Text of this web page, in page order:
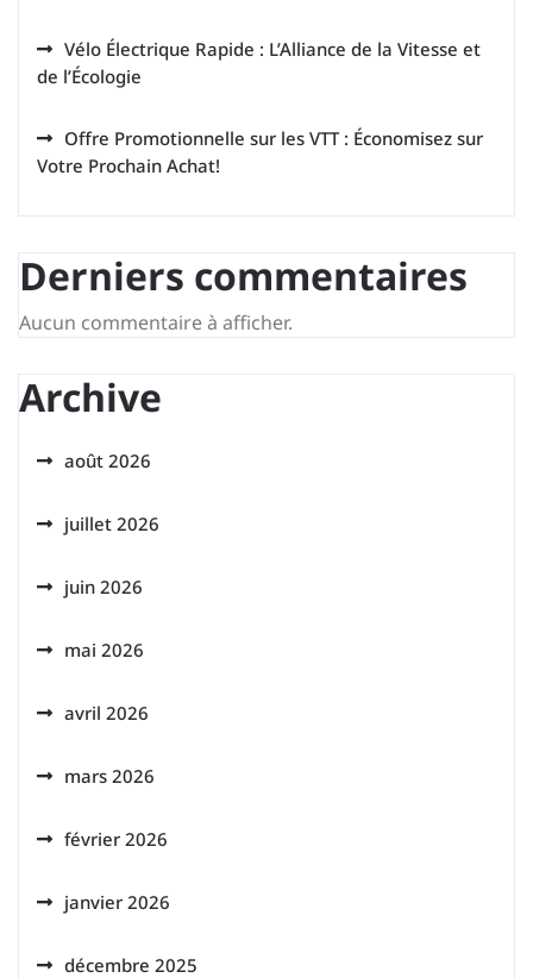
Vélo Électrique Rapide : L’Alliance de la Vitesse et
de l’Écologie
Offre Promotionnelle sur les VTT : Économisez sur
Votre Prochain Achat!
Derniers commentaires
Aucun commentaire à afficher.
Archive
août 2026
juillet 2026
juin 2026
mai 2026
avril 2026
mars 2026
février 2026
janvier 2026
décembre 2025